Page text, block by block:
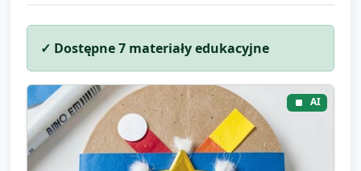
✓ Dostępne7 materiały edukacyjne
AI